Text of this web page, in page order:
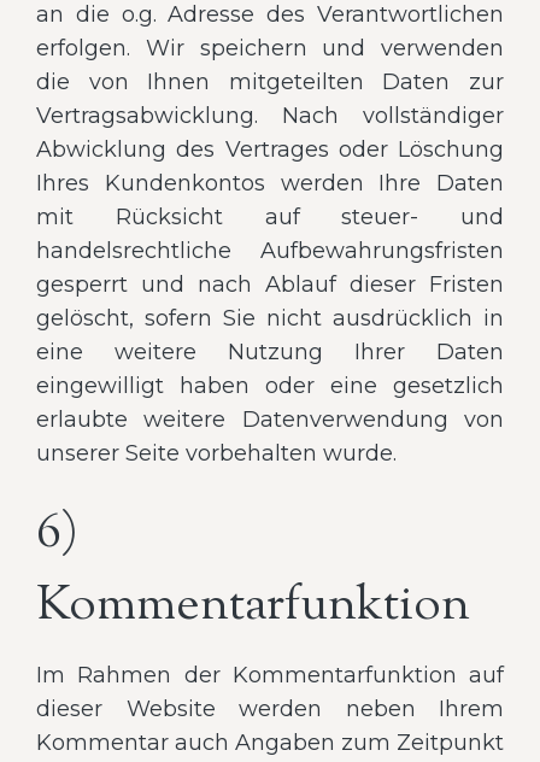
an die o.g. Adresse des Verantwortlichen
erfolgen. Wir speichern und verwenden
die von Ihnen mitgeteilten Daten zur
Vertragsabwicklung. Nach vollständiger
Abwicklung des Vertrages oder Löschung
Ihres Kundenkontos werden Ihre Daten
mit Rücksicht auf steuer- und
handelsrechtliche Aufbewahrungsfristen
gesperrt und nach Ablauf dieser Fristen
gelöscht, sofern Sie nicht ausdrücklich in
eine weitere Nutzung Ihrer Daten
eingewilligt haben oder eine gesetzlich
erlaubte weitere Datenverwendung von
unserer Seite vorbehalten wurde.
6)
Kommentarfunktion
Im Rahmen der Kommentarfunktion auf
dieser Website werden neben Ihrem
Kommentar auch Angaben zum Zeitpunkt